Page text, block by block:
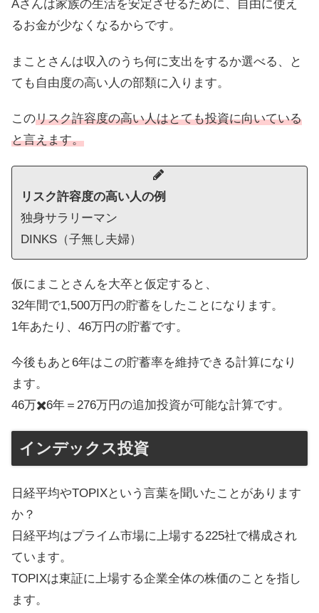
Aさんは家族の生活を安定させるために、自由に使え
るお金が少なくなるからです。
まことさんは収入のうち何に支出をするか選べる、と
ても自由度の高い人の部類に入ります。
このリスク許容度の高い人はとても投資に向いている
と言えます。
リスク許容度の高い人の例
独身サラリーマン
DINKS（子無し夫婦）
仮にまことさんを大卒と仮定すると、
32年間で1,500万円の貯蓄をしたことになります。
1年あたり、46万円の貯蓄です。
今後もあと6年はこの貯蓄率を維持できる計算になり
ます。
46万✖️6年＝276万円の追加投資が可能な計算です。
インデックス投資
日経平均やTOPIXという言葉を聞いたことがあります
か？
日経平均はプライム市場に上場する225社で構成され
ています。
TOPIXは東証に上場する企業全体の株価のことを指し
ます。